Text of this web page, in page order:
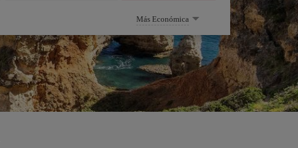
Más Económica